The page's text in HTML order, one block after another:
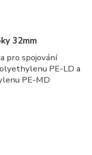
32mm
pro spojování
PE-LD a
PE-MD